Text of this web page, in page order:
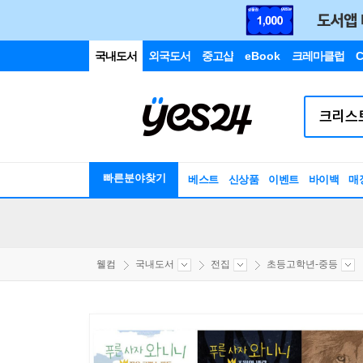
국내도서 외국도서 중고샵 eBook 크레마클럽
빠른분야찾기 베스트 신상품 이벤트 바이백 매
웰컴 국내도서 전집 초등고학년-중등